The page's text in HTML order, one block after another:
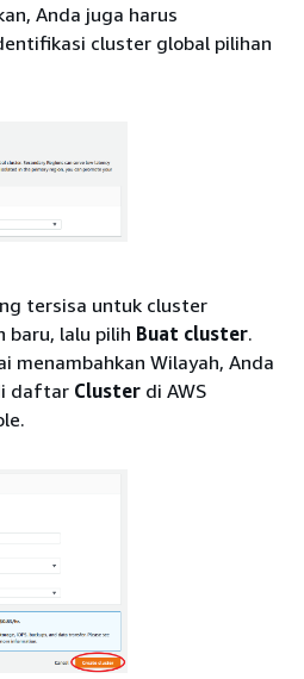
Anda juga harus
cluster global pilihan
tersisa untuk cluster
baru, lalu pilih Buat cluster.
menambahkan Wilayah, Anda
daftar Cluster di AWS